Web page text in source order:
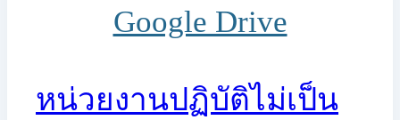
Google Drive
หน่วยงานปฏิบัติไม่เป็น